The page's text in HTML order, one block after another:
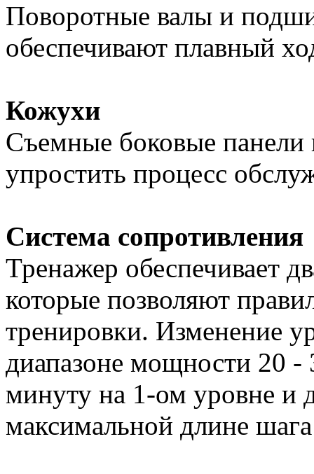
Поворотные валы и
обеспечивают плавный
Кожухи
Съемные боковые панели
упростить процесс
Система сопротивления
Тренажер обеспечивает
которые позволяют
тренировки. Изменение
диапазоне мощности 20 -
минуту на 1-ом уровне и
максимальной длине